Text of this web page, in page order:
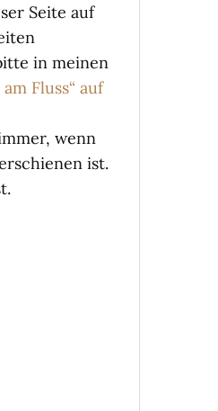
Seite auf
in meinen
Fluss“ auf
wenn
ist.